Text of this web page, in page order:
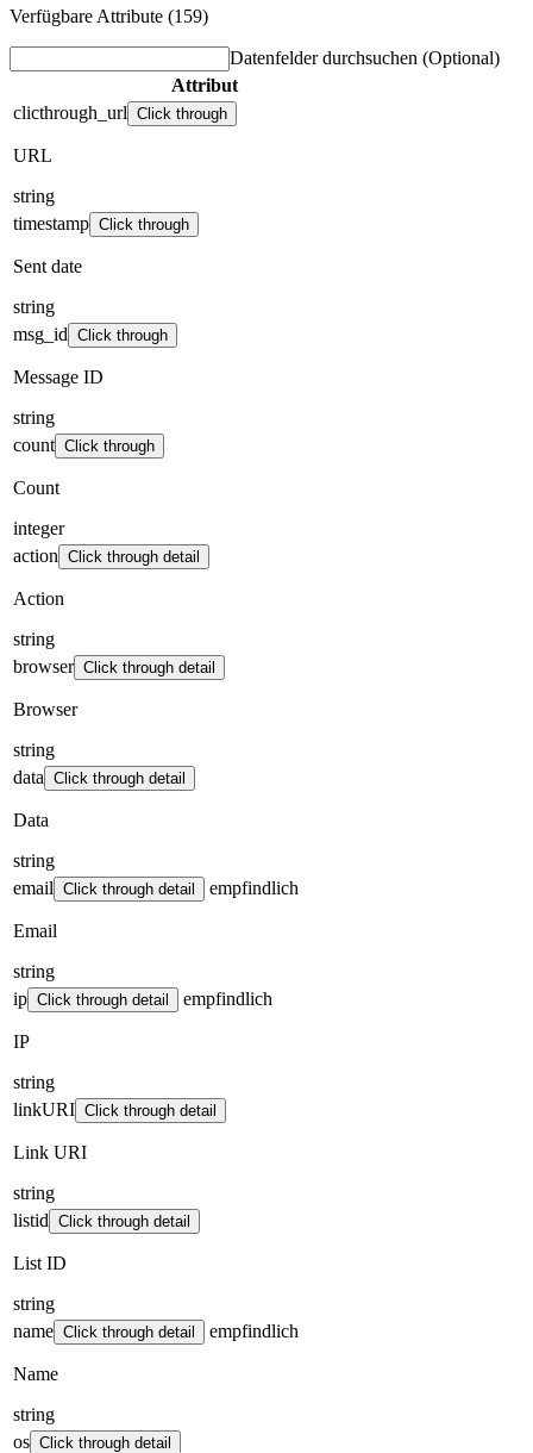
Verfügbare Attribute (159)
Datenfelder durchsuchen (Optional)
Attribut
clicthrough_url Click through
URL
string
timestamp Click through
Sent date
string
msg_id Click through
Message ID
string
count Click through
Count
integer
action Click through detail
Action
string
browser Click through detail
Browser
string
data Click through detail
Data
string
email Click through detail empfindlich
Email
string
ip Click through detail empfindlich
IP
string
linkURI Click through detail
Link URI
string
listid Click through detail
List ID
string
name Click through detail empfindlich
Name
string
os Click through detail